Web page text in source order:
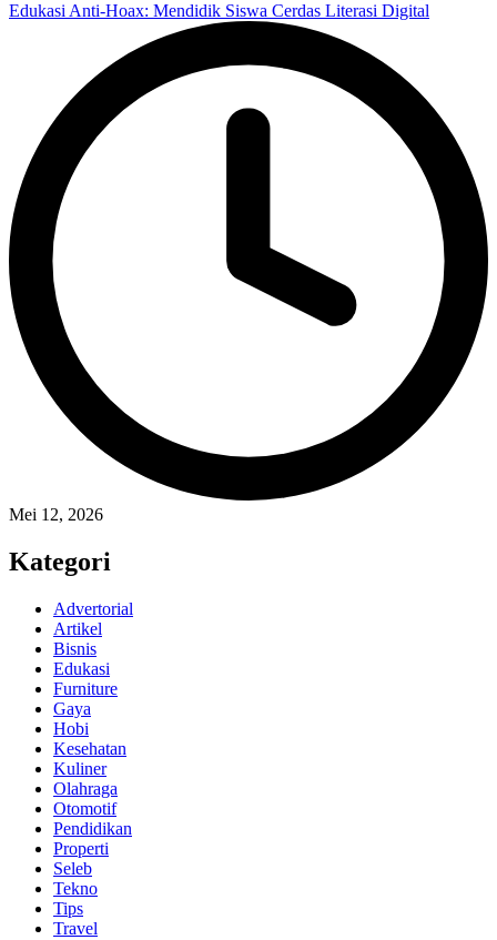
Edukasi Anti-Hoax: Mendidik Siswa Cerdas Literasi Digital
Mei 12, 2026
Kategori
Advertorial
Artikel
Bisnis
Edukasi
Furniture
Gaya
Hobi
Kesehatan
Kuliner
Olahraga
Otomotif
Pendidikan
Properti
Seleb
Tekno
Tips
Travel